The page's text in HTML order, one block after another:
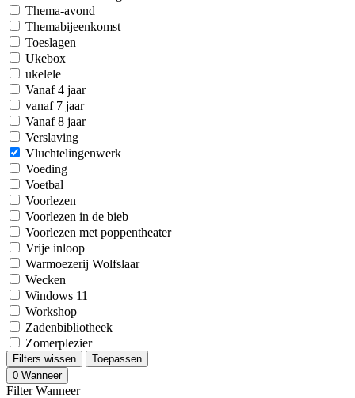
Thema-avond
Themabijeenkomst
Toeslagen
Ukebox
ukelele
Vanaf 4 jaar
vanaf 7 jaar
Vanaf 8 jaar
Verslaving
Vluchtelingenwerk
Voeding
Voetbal
Voorlezen
Voorlezen in de bieb
Voorlezen met poppentheater
Vrije inloop
Warmoezerij Wolfslaar
Wecken
Windows 11
Workshop
Zadenbibliotheek
Zomerplezier
Filters wissen
Toepassen
0 Wanneer
Filter Wanneer